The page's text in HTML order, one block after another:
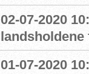
02-07-2020
01-07-2020